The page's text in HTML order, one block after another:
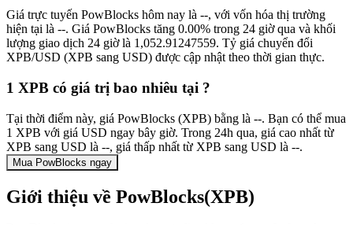
Giá trực tuyến PowBlocks hôm nay là --, với vốn hóa thị trường
hiện tại là --. Giá PowBlocks tăng 0.00% trong 24 giờ qua và khối
lượng giao dịch 24 giờ là 1,052.91247559. Tỷ giá chuyển đổi
XPB/USD (XPB sang USD) được cập nhật theo thời gian thực.
1 XPB có giá trị bao nhiêu tại ?
Tại thời điểm này, giá PowBlocks (XPB) bằng là --. Bạn có thể mua
1 XPB với giá USD ngay bây giờ. Trong 24h qua, giá cao nhất từ
XPB sang USD là --, giá thấp nhất từ XPB sang USD là --.
Mua PowBlocks ngay
Giới thiệu về PowBlocks(XPB)